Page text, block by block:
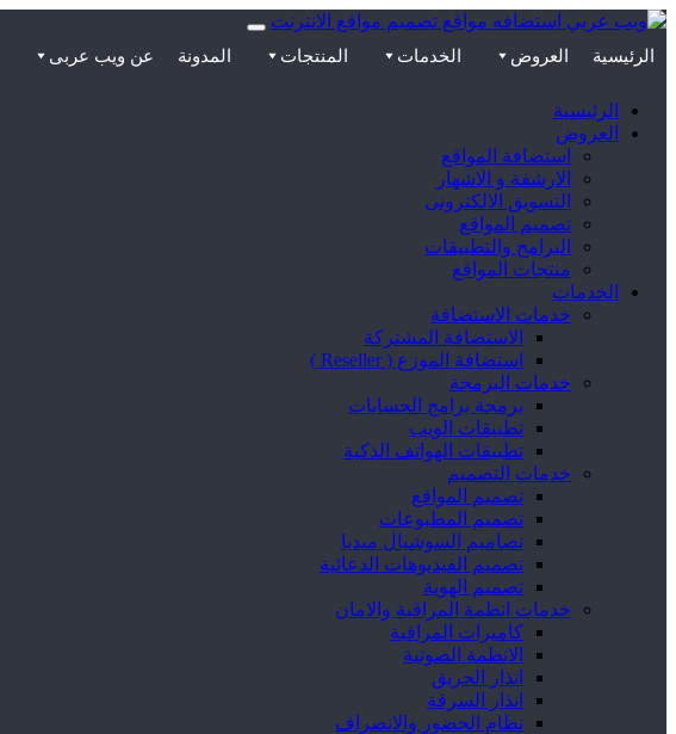
الرئيسية العروض الخدمات المنتجات المدونة عن ويب عربى
الرئيسية
العروض
استضافة المواقع
الارشفة و الاشهار
التسويق الالكترونى
تصميم المواقع
البرامج والتطبيقات
منتجات المواقع
الخدمات
خدمات الاستضافة
الاستضافة المشتركة
استضافة الموزع ( Reseller )
خدمات البرمجة
برمجة برامج الحسابات
تطبيقات الويب
تطبيقات الهواتف الذكية
خدمات التصميم
تصميم المواقع
تصميم المطبوعات
تصاميم السوشيال ميديا
تصميم الفيديوهات الدعائية
تصميم الهوية
خدمات انظمة المراقبة والامان
كاميرات المراقبة
الانظمة الصوتية
انذار الحريق
انذار السرقة
نظام الحضور والانصراف